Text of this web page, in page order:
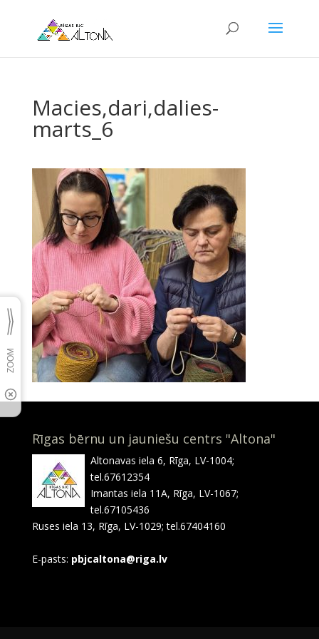
Macies,dari,dalies-
marts_6
Rīgas bērnu un jauniešu centrs "Altona"
Altonavas iela 6, Rīga, LV-1004;
tel.67612354
Imantas iela 11A, Rīga, LV-1067;
tel.67105436
Ruses iela 13, Rīga, LV-1029; tel.67404160
E-pasts: pbjcaltona@riga.lv